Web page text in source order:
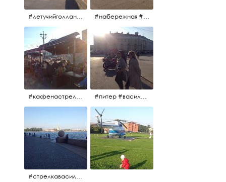
#летучийголландец #набережнаяневы #набережная #людигуляют #биржевоймост
#кафенастрелкевасильевскогоострова #байкеры #питер #васильевскийостров #байкеры #иностранцы
#стрелкавасильевскогоострова #нева #река